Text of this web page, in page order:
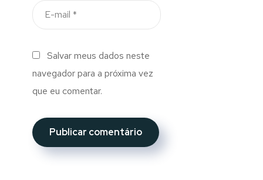
Salvar meus dados neste
navegador para a próxima vez
que eu comentar.